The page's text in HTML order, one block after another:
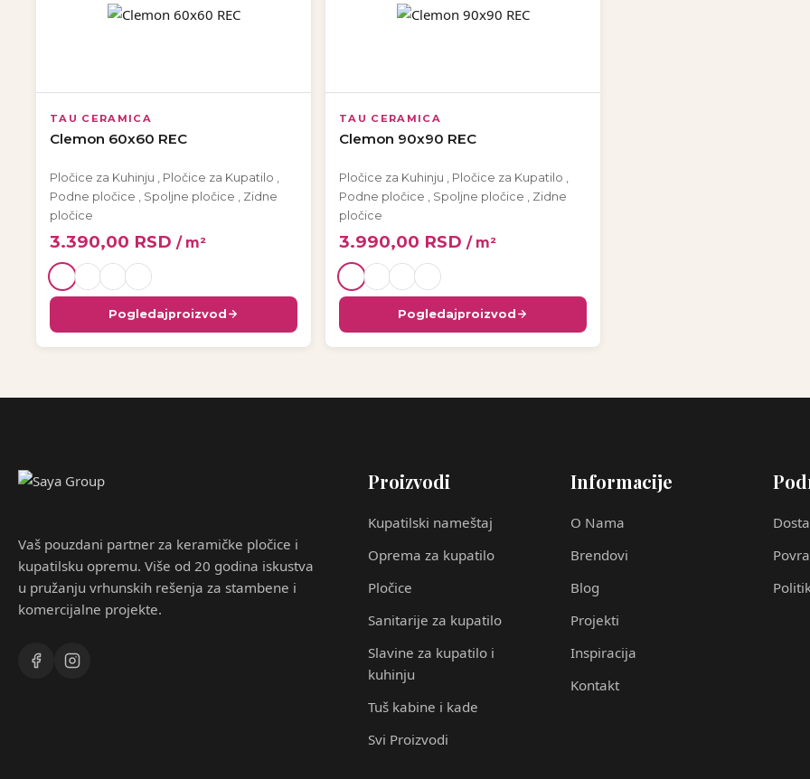
TAU CERAMICA
Clemon 60x60 REC
Pločice za Kuhinju Pločice za Kupatilo
Podne pločice
Spoljne pločice
Zidne
pločice
3.390,00 RSD / m²
Pogledajproizvod
TAU CERAMICA
Clemon 90x90 REC
Pločice za Kuhinju Pločice za Kupatilo
Podne pločice
Spoljne pločice
Zidne
pločice
3.990,00 RSD / m²
Pogledajproizvod
Vaš pouzdani partner za keramičke pločice i
kupatilsku opremu. Više od 20 godina iskustva
u pružanju vrhunskih rešenja za stambene i
komercijalne projekte.
Proizvodi
Kupatilski nameštaj
Oprema za kupatilo
Pločice
Sanitarije za kupatilo
Slavine za kupatilo i
kuhinju
Tuš kabine i kade
Svi Proizvodi
Informacije
O Nama
Brendovi
Blog
Projekti
Inspiracija
Kontakt